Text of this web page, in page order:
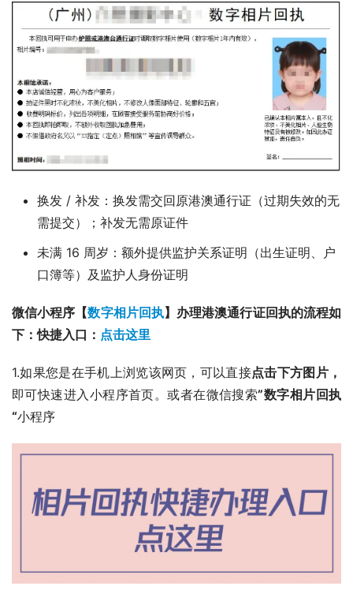
换发 / 补发：换发需交回原港澳通行证（过期失效的无
需提交）；补发无需原证件
未满 16 周岁：额外提供监护关系证明（出生证明、户
口簿等）及监护人身份证明
微信小程序【数字相片回执】办理港澳通行证回执的流程如
下：快捷入口： 点击这里
1.如果您是在手机上浏览该网页，可以直接点击下方图片，
即可快速进入小程序首页。或者在微信搜索”数字相片回执
“小程序